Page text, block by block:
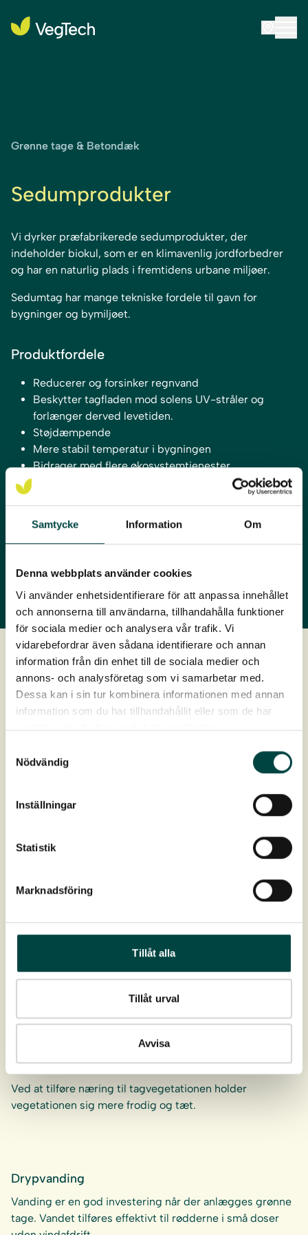
Samtycke Information Om
Denna webbplats använder cookies
Vi använder enhetsidentifierare för att anpassa innehållet
och annonserna till användarna, tillhandahålla funktioner
för sociala medier och analysera vår trafik. Vi
vidarebefordrar även sådana identifierare och annan
information från din enhet till de sociala medier och
annons- och analysföretag som vi samarbetar med.
Dessa kan i sin tur kombinera informationen med annan
information som du har tillhandahållit eller som de har
samlat in när du har använt deras tjänster.
Nödvändig
Inställningar
Statistik
Marknadsföring
Tillåt alla
Tillåt urval
Avvisa
Grønne tage & Betondæk
Sedumprodukter
Vi dyrker præfabrikerede sedumprodukter, der
indeholder biokul, som er en klimavenlig jordforbedrer
og har en naturlig plads i fremtidens urbane miljøer.
Sedumtag har mange tekniske fordele til gavn for
bygninger og bymiljøet.
Produktfordele
Reducerer og forsinker regnvand
Beskytter tagfladen mod solens UV-stråler og
forlænger derved levetiden.
Støjdæmpende
Mere stabil temperatur i bygningen
Bidrager med flere økosystemtjenester
Projektering og løsninger for sedumtage
Sedumprodukter
Sedumvegetation er tørketolerant og er fedbladede
plantebede i vores landskab.
Sedummåtte med biokul
Den består af vegetation, substrat (mineraljord) og et
Sedumbakke med biokul
En præfabrikeret bakke som giver et færdigt resultat
med det samme. Bakkerne indeholder et mix af
tørketålende stenurter der er…
Taggødning
Ved at tilføre næring til tagvegetationen holder
vegetationen sig mere frodig og tæt.
Drypvanding
Vanding er en god investering når der anlægges grønne
tage. Vandet tilføres effektivt til rødderne i små doser